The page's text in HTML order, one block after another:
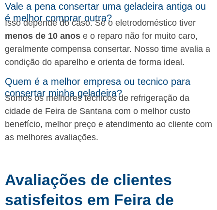
Vale a pena consertar uma geladeira antiga ou
é melhor comprar outra?
Isso depende do caso. Se o eletrodoméstico tiver
menos de 10 anos e o reparo não for muito caro,
geralmente compensa consertar. Nosso time avalia a
condição do aparelho e orienta de forma ideal.
Quem é a melhor empresa ou tecnico para
consertar minha geladeira?
Somos os melhores técnicos de refrigeração da
cidade de Feira de Santana com o melhor custo
benefício, melhor preço e atendimento ao cliente com
as melhores avaliações.
Avaliações de clientes
satisfeitos em Feira de